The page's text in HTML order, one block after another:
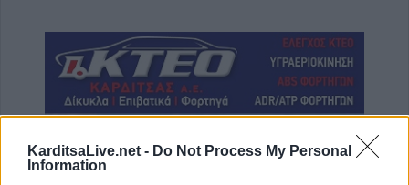
KarditsaLive.net - Do Not Process My Personal
Information